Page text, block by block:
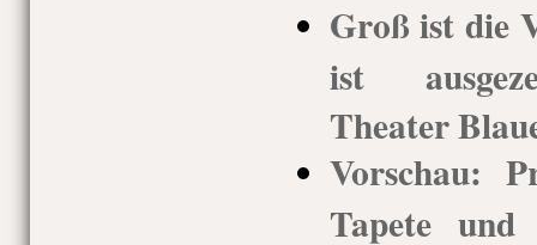
Groß ist die
ist
Theater
Vorschau:
Tapete